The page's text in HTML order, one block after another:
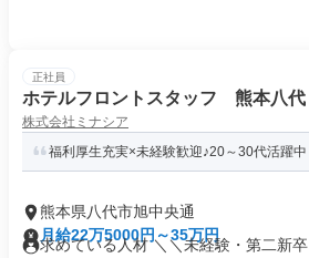
正社員
ホテルフロントスタッフ 熊本八代
株式会社ミナシア
福利厚生充実×未経験歓迎♪20～30代活躍
熊本県八代市旭中央通
月給22万5000円～35万円
求めている人材 ＼＼未経験・第二新